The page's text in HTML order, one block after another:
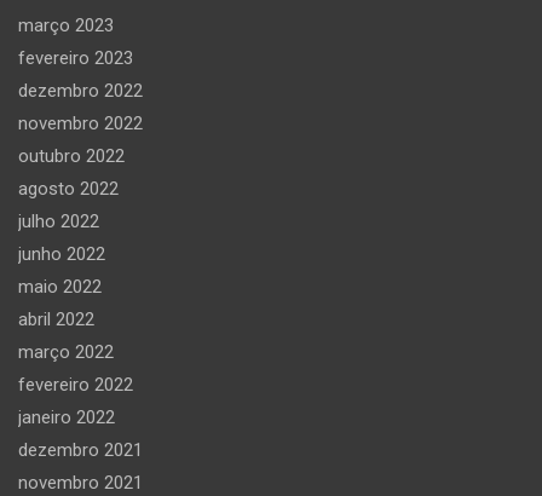
março 2023
fevereiro 2023
dezembro 2022
novembro 2022
outubro 2022
agosto 2022
julho 2022
junho 2022
maio 2022
abril 2022
março 2022
fevereiro 2022
janeiro 2022
dezembro 2021
novembro 2021